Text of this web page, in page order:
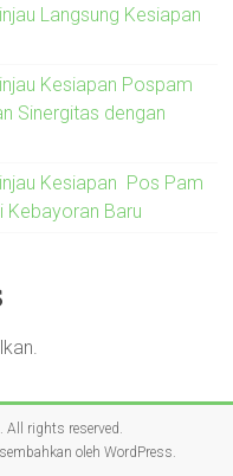
Langsung Kesiapan
Kesiapan Pospam
Sinergitas dengan
Kesiapan Pos Pam
Kebayoran Baru
. All rights reserved.
olehWordPress